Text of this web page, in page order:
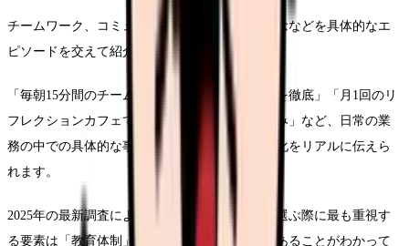
チームワーク、コミュニケーション、看護の理念などを具体的なエ
ピソードを交えて紹介します。
「毎朝15分間のチームミーティングで情報共有を徹底」「月1回のリ
フレクションカフェでケアの質を高める取り組み」など、日常の業
務の中での具体的な事例を示すことで、組織文化をリアルに伝えら
れます。
2025年の最新調査によると、看護師が就職先を選ぶ際に最も重視す
る要素は「教育体制」と「職場の人間関係」であることがわかって